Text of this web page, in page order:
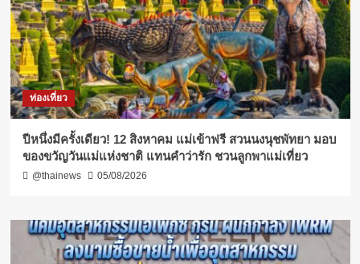
ท่องเที่ยว
ปีหนึ่งมีครั้งเดียว! 12 สิงหาคม แม่เข้าฟรี สวนนงนุชพัทยา มอบ
ของขวัญวันแม่แห่งชาติ แทนคำว่ารัก ชวนลูกพาแม่เที่ยว
@thainews 05/08/2026